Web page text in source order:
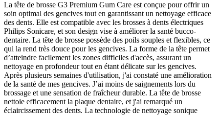
La tête de brosse G3 Premium Gum Care est conçue pour offrir un
soin optimal des gencives tout en garantissant un nettoyage efficace
des dents. Elle est compatible avec les brosses à dents électriques
Philips Sonicare, et son design vise à améliorer la santé bucco-
dentaire. La tête de brosse possède des poils souples et flexibles, ce
qui la rend très douce pour les gencives. La forme de la tête permet
d’atteindre facilement les zones difficiles d'accès, assurant un
nettoyage en profondeur tout en étant délicate sur les gencives.
Après plusieurs semaines d'utilisation, j'ai constaté une amélioration
de la santé de mes gencives. J’ai moins de saignements lors du
brossage et une sensation de fraîcheur durable. La tête de brosse
nettoie efficacement la plaque dentaire, et j'ai remarqué un
éclaircissement des dents. La technologie de nettoyage sonique